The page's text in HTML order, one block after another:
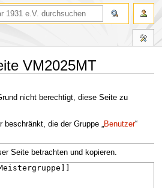
VM2025MT
nicht berechtigt, diese Seite zu
die der Gruppe „Benutzer“
Seite betrachten und kopieren.